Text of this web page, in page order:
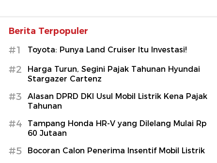
Berita Terpopuler
#1 Toyota: Punya Land Cruiser Itu Investasi!
#2
Harga Turun, Segini Pajak Tahunan Hyundai
Stargazer Cartenz
#3
Alasan DPRD DKI Usul Mobil Listrik Kena Pajak
Tahunan
#4
Tampang Honda HR-V yang Dilelang Mulai Rp
60 Jutaan
#5 Bocoran Calon Penerima Insentif Mobil Listrik